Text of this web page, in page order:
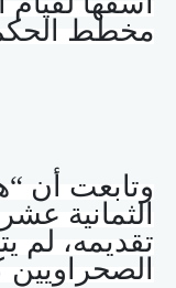
مخطط الحكم
وتابعت أن
الثمانية
تقديمه، لم